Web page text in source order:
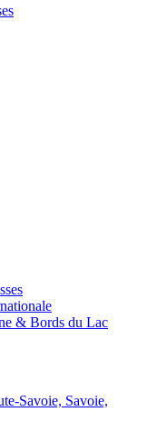
& Bords du Lac
Savoie, Savoie,